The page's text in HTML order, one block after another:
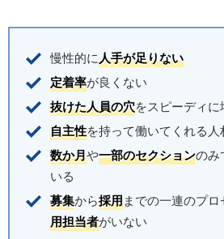
慢性的に人手が足りない
定着率が良くない
抜けた人員の穴をスピーディに
自主性を持って働いてくれる人
数か月や一部のセクションのみ
いる
募集から採用までの一連のプロ
用担当者がいない